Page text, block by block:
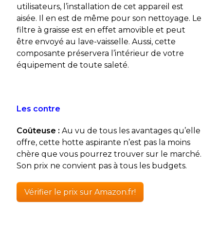
utilisateurs, l’installation de cet appareil est
aisée. Il en est de même pour son nettoyage. Le
filtre à graisse est en effet amovible et peut
être envoyé au lave-vaisselle. Aussi, cette
composante préservera l’intérieur de votre
équipement de toute saleté.
Les contre
Coûteuse : Au vu de tous les avantages qu’elle
offre, cette hotte aspirante n’est pas la moins
chère que vous pourrez trouver sur le marché.
Son prix ne convient pas à tous les budgets.
Vérifier le prix sur Amazon.fr!